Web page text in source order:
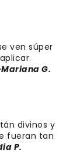
ven súper
G.
divinos y
fueran tan
P.